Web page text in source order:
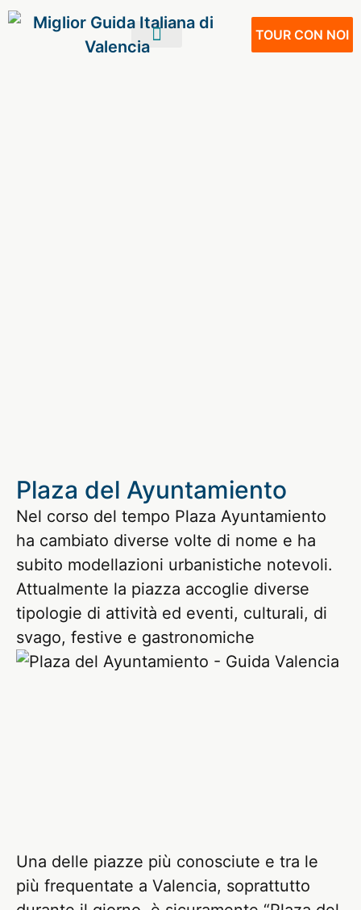
TOUR CON NOI
Plaza del Ayuntamiento
Nel corso del tempo Plaza Ayuntamiento
ha cambiato diverse volte di nome e ha
subito modellazioni urbanistiche notevoli.
Attualmente la piazza accoglie diverse
tipologie di attività ed eventi, culturali, di
svago, festive e gastronomiche
Una delle piazze più conosciute e tra le
più frequentate a Valencia, soprattutto